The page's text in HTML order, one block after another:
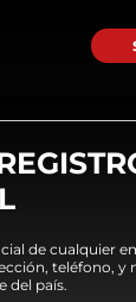
de cualquier
teléfono, y
del país.